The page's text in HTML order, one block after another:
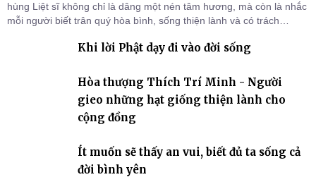
hùng Liệt sĩ không chỉ là dâng một nén tâm hương, mà còn là nhắc
mỗi người biết trân quý hòa bình, sống thiện lành và có trách
Khi lời Phật dạy đi vào đời sống
Hòa thượng Thích Trí Minh - Người
gieo những hạt giống thiện lành cho
cộng đồng
Ít muốn sẽ thấy an vui, biết đủ ta sống cả
đời bình yên